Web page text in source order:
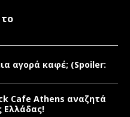
αγορά καφέ; (Spoiler:
Cafe Athens αναζητά
Ελλάδας!